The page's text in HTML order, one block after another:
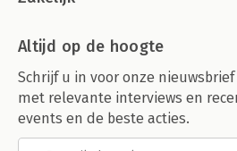
Altijd op de hoogte
Schrijf u in voor onze
met relevante interviews en
events en de beste acties.